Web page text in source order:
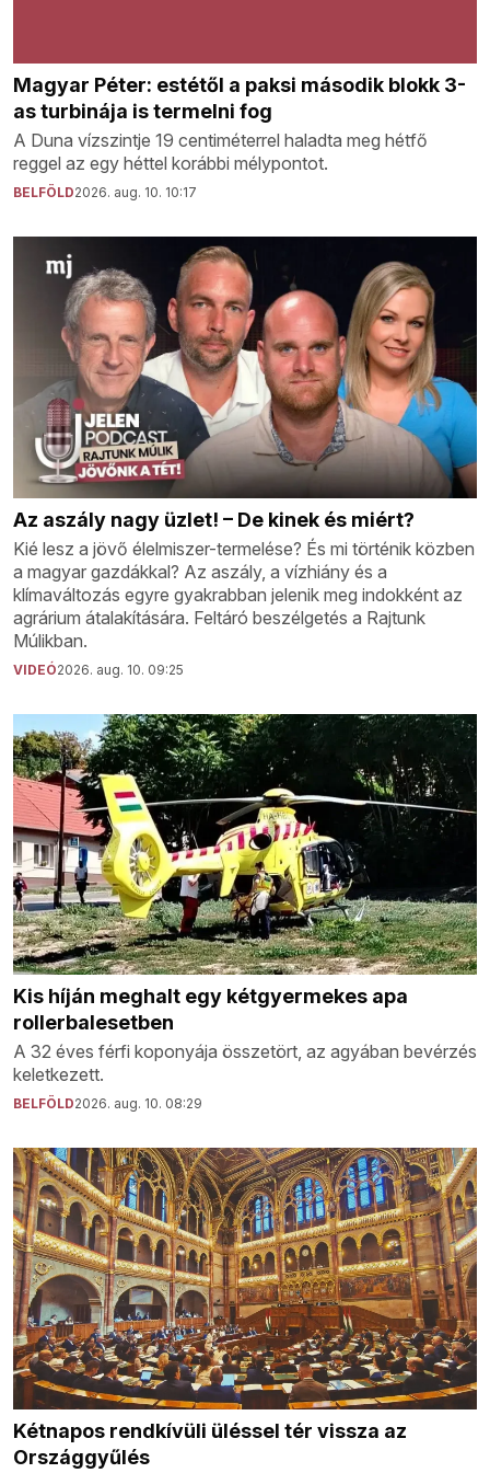
Magyar Péter: estétől a paksi második blokk 3-
as turbinája is termelni fog
A Duna vízszintje 19 centiméterrel haladta meg hétfő
reggel az egy héttel korábbi mélypontot.
BELFÖLD2026. aug. 10. 10:17
Az aszály nagy üzlet! – De kinek és miért?
Kié lesz a jövő élelmiszer-termelése? És mi történik közben
a magyar gazdákkal? Az aszály, a vízhiány és a
klímaváltozás egyre gyakrabban jelenik meg indokként az
agrárium átalakítására. Feltáró beszélgetés a Rajtunk
Múlikban.
VIDEÓ2026. aug. 10. 09:25
Kis híján meghalt egy kétgyermekes apa
rollerbalesetben
A 32 éves férfi koponyája összetört, az agyában bevérzés
keletkezett.
BELFÖLD2026. aug. 10. 08:29
Kétnapos rendkívüli üléssel tér vissza az
Országgyűlés